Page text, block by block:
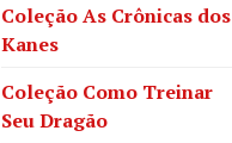
Coleção As Crônicas dos
Kanes
Coleção Como Treinar
Seu Dragão